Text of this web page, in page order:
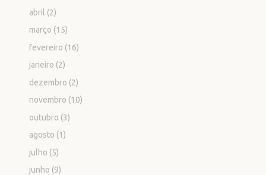
abril (2)
março (15)
fevereiro (16)
janeiro (2)
dezembro (2)
novembro (10)
outubro (3)
agosto (1)
julho (5)
junho (9)